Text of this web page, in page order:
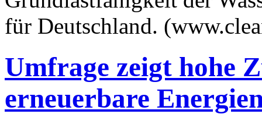
für Deutschland.
Umfrage zeigt hohe
erneuerbare